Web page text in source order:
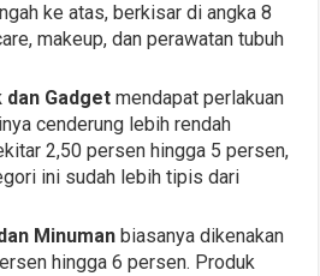
ke atas, berkisar di angka 8
makeup, dan perawatan tubuh
Gadget mendapat perlakuan
cenderung lebih rendah
2,50 persen hingga 5 persen,
ini sudah lebih tipis dari
Minuman biasanya dikenakan
hingga 6 persen. Produk